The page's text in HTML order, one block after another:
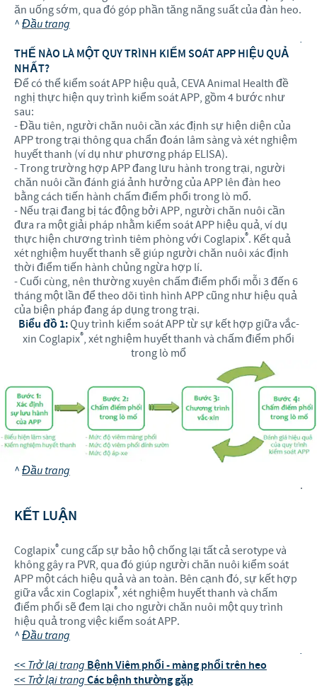
ăn uống sớm, qua đó góp phần tăng năng suất của đàn heo.
^Đầu trang
.
THẾ NÀO LÀ MỘT QUY TRÌNH KIỂM SOÁT APP HIỆU QUẢ
NHẤT?
Để có thể kiểm soát APP hiệu quả, CEVA Animal Health đề
nghị thực hiện quy trình kiểm soát APP, gồm 4 bước như
sau:
- Đầu tiên, người chăn nuôi cần xác định sự hiện diện của
APP trong trại thông qua chẩn đoán lâm sàng và xét nghiệm
huyết thanh (ví dụ như phương pháp ELISA).
- Trong trường hợp APP đang lưu hành trong trại, người
chăn nuôi cần đánh giá ảnh hưởng của APP lên đàn heo
bằng cách tiến hành chấm điểm phổi trong lò mổ.
- Nếu trại đang bị tác động bởi APP, người chăn nuôi cần
đưa ra một giải pháp nhằm kiểm soát APP hiệu quả, ví dụ
thực hiện chương trình tiêm phòng với Coglapix®. Kết quả
xét nghiệm huyết thanh sẽ giúp người chăn nuôi xác định
thời điểm tiến hành chủng ngừa hợp lí.
- Cuối cùng, nên thường xuyên chấm điểm phổi mỗi 3 đến 6
tháng một lần để theo dõi tình hình APP cũng như hiệu quả
của biện pháp đang áp dụng trong trại.
Biểu đồ 1:Quy trình kiểm soát APP từ sự kết hợp giữa vắc-
xin Coglapix®, xét nghiệm huyết thanh và chấm điểm phổi
trong lò mổ
^Đầu trang
.
KẾT LUẬN
Coglapix® cung cấp sự bảo hộ chống lại tất cả serotype và
không gây ra PVR, qua đó giúp người chăn nuôi kiểm soát
APP một cách hiệu quả và an toàn. Bên cạnh đó, sự kết hợp
giữa vắc xin Coglapix®, xét nghiệm huyết thanh và chấm
điểm phổi sẽ đem lại cho người chăn nuôi một quy trình
hiệu quả trong việc kiểm soát APP.
^Đầu trang
.
<< Trở lại trang Bệnh Viêm phổi - màng phổi trên heo
<< Trở lại trangCác bệnh thường gặp